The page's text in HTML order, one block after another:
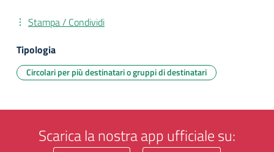
Stampa / Condividi
Tipologia
Circolari per più destinatari o gruppi di destinatari
Scarica la nostra app ufficiale su: